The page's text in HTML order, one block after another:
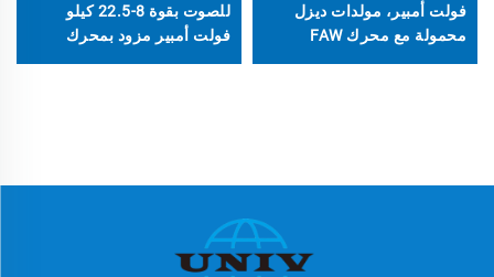
فولت أمبير، مولدات ديزل
محمولة مع محرك FAW
للصوت بقوة 8-22.5 كيلو
فولت أمبير مزود بمحرك